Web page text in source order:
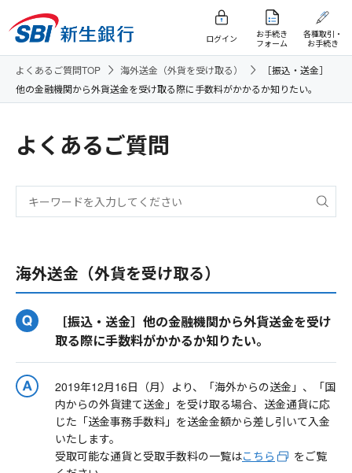
ログイン
お手続き
フォーム
各種取引・
お手続き
よくあるご質問TOP 海外送金（外貨を受け取る）
［振込・送金］
他の金融機関から外貨送金を受け取る際に手数料がかかるか知りたい。
よくあるご質問
海外送金（外貨を受け取る）
［振込・送金］他の金融機関から外貨送金を受け
取る際に手数料がかかるか知りたい。
2019年12月16日（月）より、「海外からの送金」、「国
内からの外貨建て送金」を受け取る場合、送金通貨に応
じた「送金事務手数料」を送金金額から差し引いて入金
いたします。
受取可能な通貨と受取手数料の一覧はこちら
をご覧